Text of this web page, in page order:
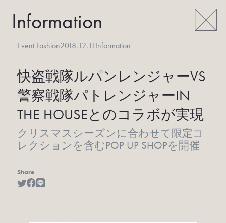
Information
Event Fashion2018.12.11Information
快盗戦隊ルパンレンジャーVS
警察戦隊パトレンジャーIN
THE HOUSEとのコラボが実現
クリスマスシーズンに合わせて限定コ
レクションを含むPOP UP SHOPを開催
Share